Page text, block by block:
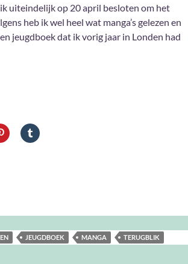
uiteindelijk op 20 april besloten om het
heb ik wel heel wat manga’s gelezen en
jeugdboek dat ik vorig jaar in Londen had
in april 2024
JEUGDBOEK MANGA TERUGBLIK